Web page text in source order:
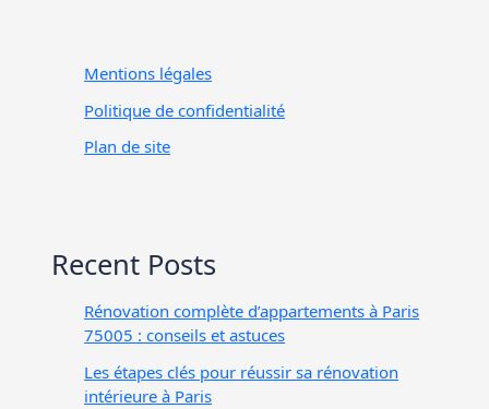
Mentions légales
Politique de confidentialité
Plan de site
Recent Posts
Rénovation complète d’appartements à Paris
75005 : conseils et astuces
Les étapes clés pour réussir sa rénovation
intérieure à Paris